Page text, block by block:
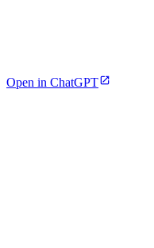
Open in ChatGPT